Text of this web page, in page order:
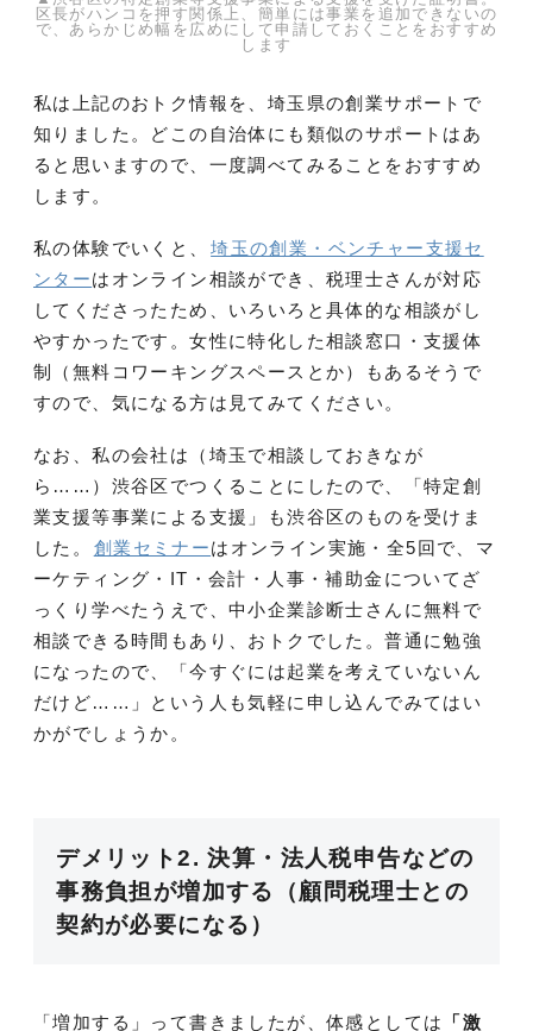
区長がハンコを押す関係上、簡単には事業を追加できないの
で、あらかじめ幅を広めにして申請しておくことをおすすめ
します
私は上記のおトク情報を、埼玉県の創業サポートで
知りました。どこの自治体にも類似のサポートはあ
ると思いますので、一度調べてみることをおすすめ
します。
私の体験でいくと、 埼玉の創業・ベンチャー支援セ
ンターはオンライン相談ができ、税理士さんが対応
してくださったため、いろいろと具体的な相談がし
やすかったです。女性に特化した相談窓口・支援体
制（無料コワーキングスペースとか）もあるそうで
すので、気になる方は見てみてください。
なお、私の会社は（埼玉で相談しておきなが
ら……）渋谷区でつくることにしたので、「特定創
業支援等事業による支援」も渋谷区のものを受けま
した。
創業セミナーはオンライン実施・全5回で、マ
ーケティング・IT・会計・人事・補助金についてざ
っくり学べたうえで、中小企業診断士さんに無料で
相談できる時間もあり、おトクでした。普通に勉強
になったので、「今すぐには起業を考えていないん
だけど……」という人も気軽に申し込んでみてはい
かがでしょうか。
デメリット2. 決算・法人税申告などの
事務負担が増加する（顧問税理士との
契約が必要になる）
「増加する」って書きましたが、体感としては 「激